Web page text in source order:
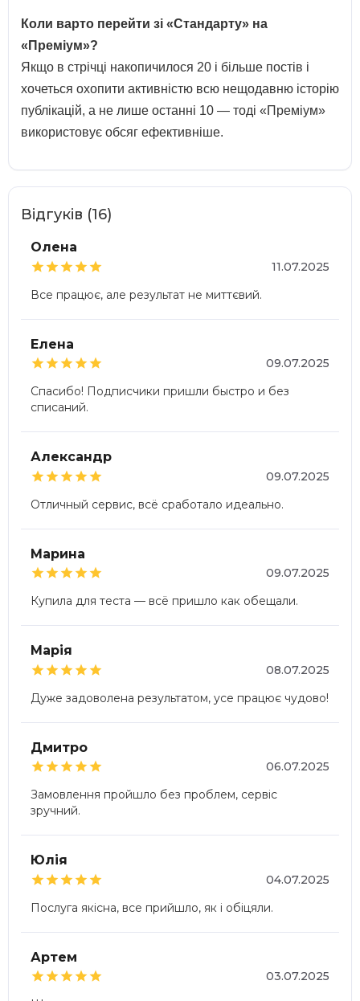
Коли варто перейти зі «Стандарту» на
«Преміум»?
Якщо в стрічці накопичилося 20 і більше постів і
хочеться охопити активністю всю нещодавню історію
публікацій, а не лише останні 10 — тоді «Преміум»
використовує обсяг ефективніше.
Відгуків (16)
Олена

11.07.2025
Все працює, але результат не миттєвий.
Елена

09.07.2025
Спасибо! Подписчики пришли быстро и без
списаний.
Александр

09.07.2025
Отличный сервис, всё сработало идеально.
Марина

09.07.2025
Купила для теста — всё пришло как обещали.
Марія

08.07.2025
Дуже задоволена результатом, усе працює чудово!
Дмитро

06.07.2025
Замовлення пройшло без проблем, сервіс
зручний.
Юлія

04.07.2025
Послуга якісна, все прийшло, як і обіцяли.
Артем

03.07.2025